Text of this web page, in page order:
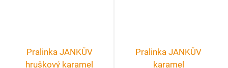
Pralinka JANKŮV
hruškový karamel
Pralinka JANKŮV
karamel